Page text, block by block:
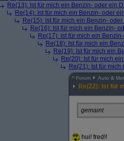
Re(13): Ist für mich ein Benzin- oder ein
Re(14): Ist für mich ein Benzin- oder
Re(15): Ist für mich ein Benzin-
Re(16): Ist für mich ein Benzin-
Re(17): Ist für mich ein
Re(18): Ist für mich ein
Re(19): Ist für mich ein
Re(20): Ist für mich
Re(21): Ist für
^ Forum Auto &
Re(22): Ist für
gemaint
hui! fred!!